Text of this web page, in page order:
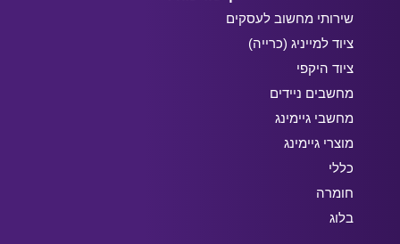
שירותי מחשוב לעסקים
ציוד למייניג (כרייה)
ציוד היקפי
מחשבים ניידים
מחשבי גיימינג
מוצרי גיימינג
כללי
חומרה
בלוג